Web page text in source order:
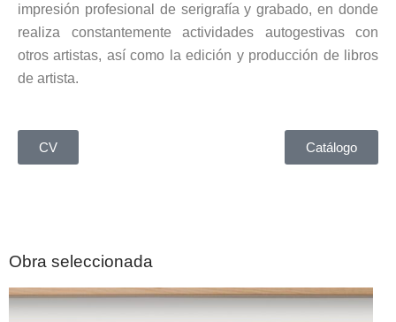
impresión profesional de serigrafía y grabado, en donde
realiza constantemente actividades autogestivas con
otros artistas, así como la edición y producción de libros
de artista.
CV Catálogo
Obra seleccionada